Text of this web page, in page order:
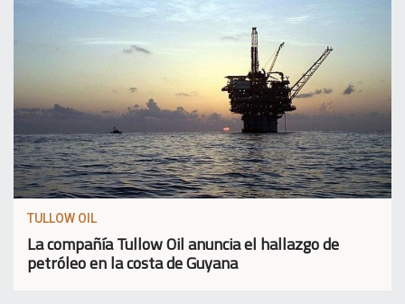
TULLOW OIL
La compañía Tullow Oil anuncia el hallazgo de
petróleo en la costa de Guyana